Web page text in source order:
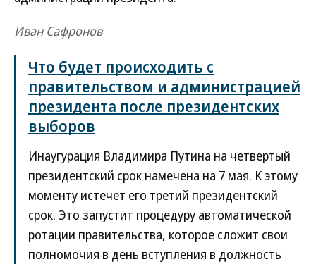
Иван Сафронов
Что будет происходить с
правительством и администрацией
президента после президентских
выборов
Инаугурация Владимира Путина на четвертый
президентский срок намечена на 7 мая. К этому
моменту истечет его третий президентский
срок. Это запустит процедуру автоматической
ротации правительства, которое сложит свои
полномочия в день вступления в должность